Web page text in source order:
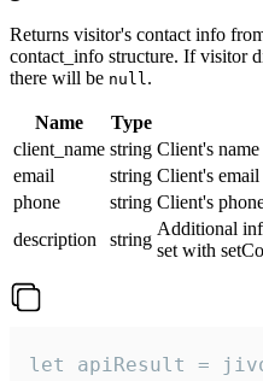
Returns visitor's contact info
contact_info structure. If visitor
there will be null.
Name Type
client_name string Client's name
email
string Client's email
phone
string Client's
description
string
Additional
set with
let apiResult =